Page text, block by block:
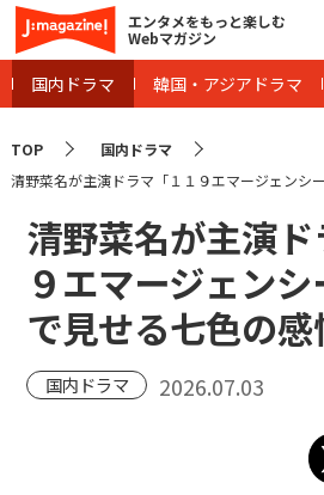
エンタメをもっと楽しむ
Webマガジン
国内ドラマ 韓国・アジアドラマ
TOP
国内ドラマ
清野菜名が主演ドラマ「１１９エマージェンシ
清野菜名が主演ド
９エマージェンシ
で見せる七色の
国内ドラマ 2026.07.03